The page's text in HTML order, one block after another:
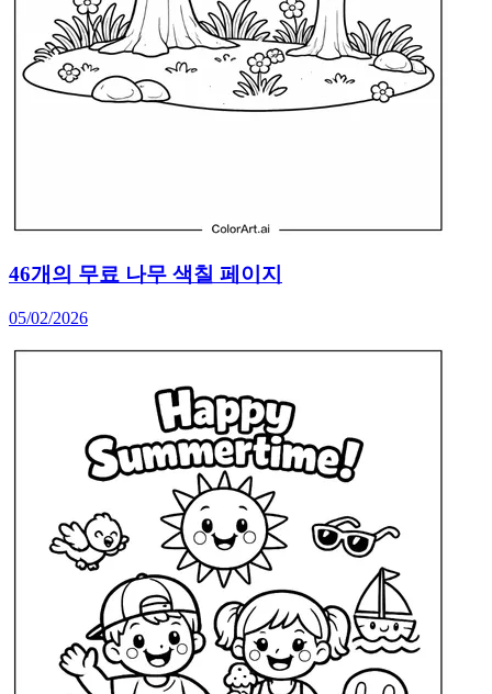
46개의 무료 나무 색칠 페이지
05/02/2026